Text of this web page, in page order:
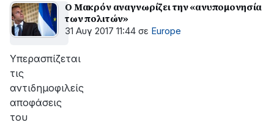
Ο Μακρόν αναγνωρίζει την «ανυπομονησία
των πολιτών»
31 Αυγ 2017 11:44 σε Europe
Υπερασπίζεται
τις
αντιδημοφιλείς
αποφάσεις
του